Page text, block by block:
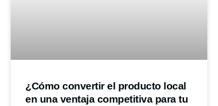
¿Cómo convertir el producto local
en una ventaja competitiva para tu